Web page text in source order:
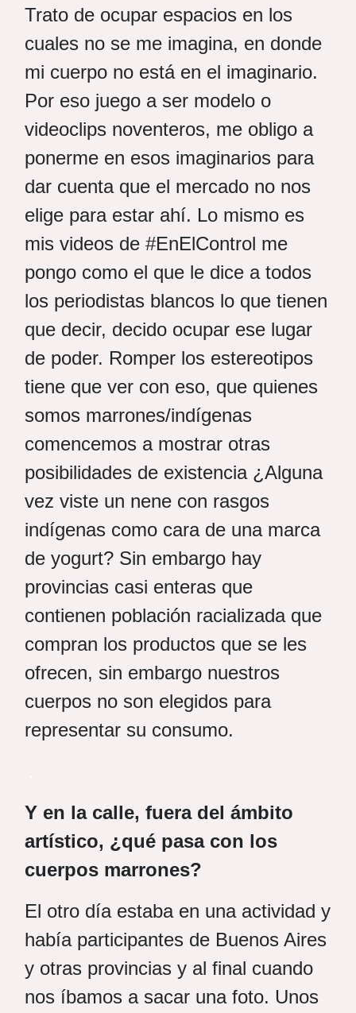
Trato de ocupar espacios en los
cuales no se me imagina, en donde
mi cuerpo no está en el imaginario.
Por eso juego a ser modelo o
videoclips noventeros, me obligo a
ponerme en esos imaginarios para
dar cuenta que el mercado no nos
elige para estar ahí. Lo mismo es
mis videos de #EnElControl me
pongo como el que le dice a todos
los periodistas blancos lo que tienen
que decir, decido ocupar ese lugar
de poder. Romper los estereotipos
tiene que ver con eso, que quienes
somos marrones/indígenas
comencemos a mostrar otras
posibilidades de existencia ¿Alguna
vez viste un nene con rasgos
indígenas como cara de una marca
de yogurt? Sin embargo hay
provincias casi enteras que
contienen población racializada que
compran los productos que se les
ofrecen, sin embargo nuestros
cuerpos no son elegidos para
representar su consumo.
Y en la calle, fuera del ámbito
artístico, ¿qué pasa con los
cuerpos marrones?
El otro día estaba en una actividad y
había participantes de Buenos Aires
y otras provincias y al final cuando
nos íbamos a sacar una foto. Unos